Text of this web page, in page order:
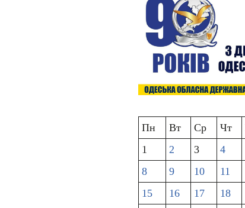
Пн Вт Ср Чт
1
2 3 4
8
9 10 11
15
16 17 18